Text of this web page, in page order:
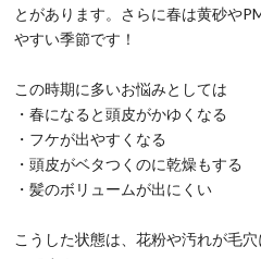
とがあります。さらに春は黄砂や
やすい季節です！
この時期に多いお悩みとしては
・春になると頭皮がかゆくなる
・フケが出やすくなる
・頭皮がベタつくのに乾燥もする
・髪のボリュームが出にくい
こうした状態は、花粉や汚れが毛